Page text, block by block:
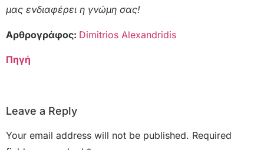
μας ενδιαφέρει η γνώμη σας!
Αρθρογράφος: Dimitrios Alexandridis
Πηγή
Leave a Reply
Your email address will not be published. Required